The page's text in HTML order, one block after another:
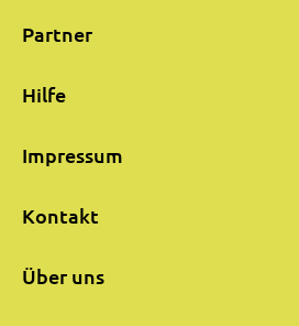
Partner
Hilfe
Impressum
Kontakt
Über uns